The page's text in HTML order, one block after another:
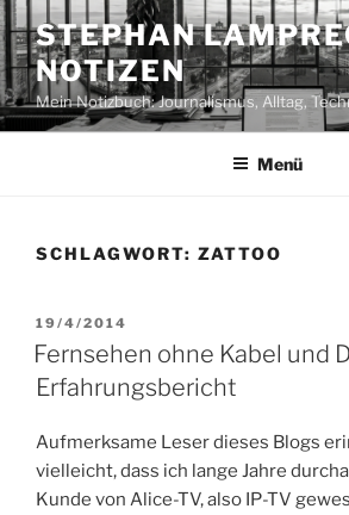
Zum
Inhalt
springen
STEPHAN
NOTIZEN
Mein Notizbuch: Journalismus, Alltag,
Menü
SCHLAGWORT: ZATTOO
VERÖFFENTLICHT
AM
19/4/2014
Fernsehen ohne Kabel und
Erfahrungsbericht
Aufmerksame Leser dieses Blogs
vielleicht, dass ich lange Jahre
Kunde von Alice-TV, also IP-TV